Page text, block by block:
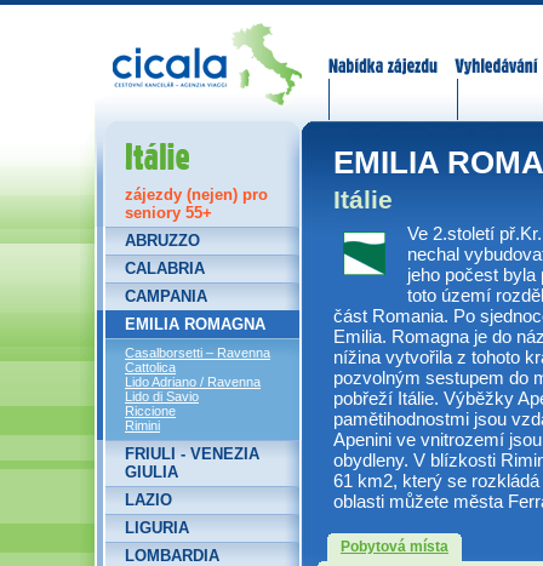
EMILIA
Itálie
Ve 2.století
nechal
jeho počest byla
toto území
část Romania. Po
Emilia. Romagna je do
nížina vytvořila z tohoto
pozvolným sestupem do
pobřeží Itálie. Výběžky
pamětihodnostmi jsou
Apenini ve vnitrozemí
obydleny. V blízkosti
61 km2, který se
oblasti můžete města
Pobytová místa
Itálie
zájezdy (nejen) pro
seniory 55+
ABRUZZO
CALABRIA
CAMPANIA
EMILIA ROMAGNA
Casalborsetti – Ravenna
Cattolica
Lido Adriano / Ravenna
Lido di Savio
Riccione
Rimini
FRIULI - VENEZIA
GIULIA
LAZIO
LIGURIA
LOMBARDIA